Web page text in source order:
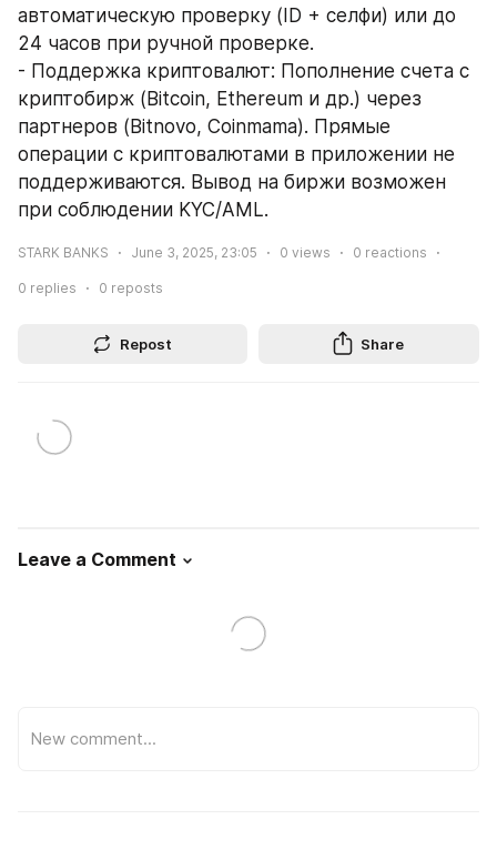
автоматическую проверку (ID + селфи) или до
24 часов при ручной проверке.
- Поддержка криптовалют: Пополнение счета с
криптобирж (Bitcoin, Ethereum и др.) через
партнеров (Bitnovo, Coinmama). Прямые
операции с криптовалютами в приложении не
поддерживаются. Вывод на биржи возможен
при соблюдении KYC/AML.
STARK BANKS June 3, 2025, 23:05 0 views 0 reactions
0 replies 0 reposts
Repost Share
Leave a Comment